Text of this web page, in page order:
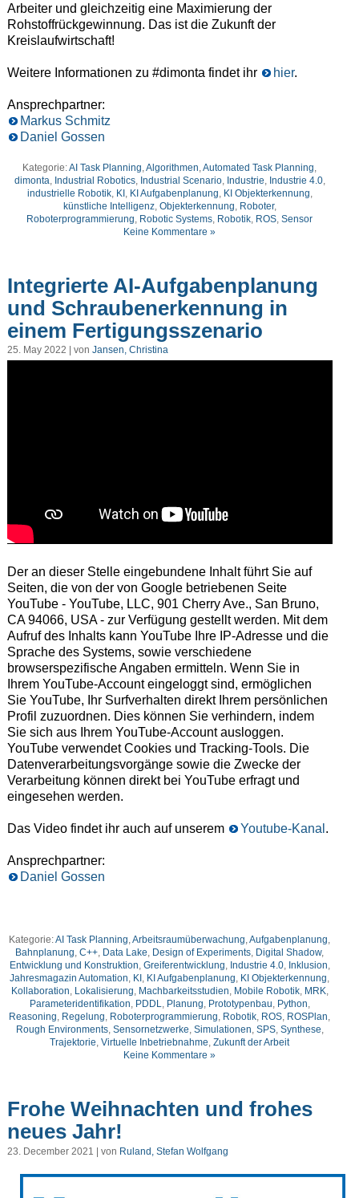
Arbeiter und gleichzeitig eine Maximierung der
Rohstoffrückgewinnung. Das ist die Zukunft der
Kreislaufwirtschaft!
Weitere Informationen zu #dimonta findet ihr hier.
Ansprechpartner:
Markus Schmitz
Daniel Gossen
Kategorie:AI Task Planning ,Algorithmen ,Automated Task Planning
dimonta Industrial Robotics, Industrial Scenario, Industrie Industrie 4.0,
industrielle Robotik, KI, KI Aufgabenplanung KI Objekterkennung
künstliche Intelligenz, Objekterkennung Roboter,
Roboterprogrammierung Robotic Systems Robotik ROS ,Sensor
Keine Kommentare »
Integrierte AI-Aufgabenplanung
und Schraubenerkennung in
einem Fertigungsszenario
25. May 2022 | von Jansen, Christina
Der an dieser Stelle eingebundene Inhalt führt Sie auf
Seiten, die von der von Google betriebenen Seite
YouTube - YouTube, LLC, 901 Cherry Ave., San Bruno,
CA 94066, USA - zur Verfügung gestellt werden. Mit dem
Aufruf des Inhalts kann YouTube Ihre IP-Adresse und die
Sprache des Systems, sowie verschiedene
browserspezifische Angaben ermitteln. Wenn Sie in
Ihrem YouTube-Account eingeloggt sind, ermöglichen
Sie YouTube, Ihr Surfverhalten direkt Ihrem persönlichen
Profil zuzuordnen. Dies können Sie verhindern, indem
Sie sich aus Ihrem YouTube-Account ausloggen.
YouTube verwendet Cookies und Tracking-Tools. Die
Datenverarbeitungsvorgänge sowie die Zwecke der
Verarbeitung können direkt bei YouTube erfragt und
eingesehen werden.
Das Video findet ihr auch auf unserem Youtube-Kanal .
Ansprechpartner:
Daniel Gossen
Kategorie:AI Task Planning,Arbeitsraumüberwachung,Aufgabenplanung,
Bahnplanung,C++, Data Lake, Design of Experiments, Digital Shadow,
Entwicklung und Konstruktion, Greiferentwicklung, Industrie 4.0, Inklusion,
Jahresmagazin Automation, KI, KI Aufgabenplanung, KI Objekterkennung,
Kollaboration, Lokalisierung, Machbarkeitsstudien, Mobile Robotik, MRK,
Parameteridentifikation, PDDL, Planung, Prototypenbau, Python,
Reasoning, Regelung, Roboterprogrammierung, Robotik, ROS, ROSPlan,
Rough Environments, Sensornetzwerke, Simulationen, SPS, Synthese,
Trajektorie,Virtuelle Inbetriebnahme,Zukunft der Arbeit
Keine Kommentare »
Frohe Weihnachten und frohes
neues Jahr!
23. December 2021 | von Ruland, Stefan Wolfgang